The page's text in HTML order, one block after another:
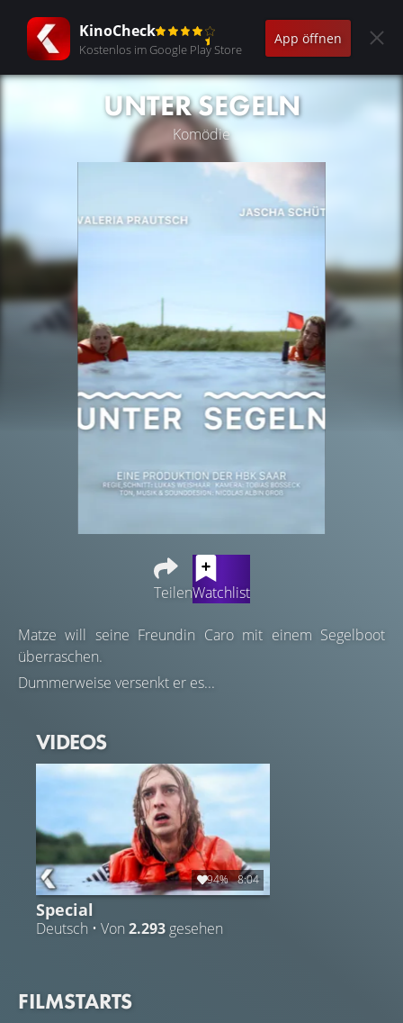
KinoCheck
Kostenlos im Google Play Store
App öffnen
UNTER SEGELN
Komödie
TeilenWatchlist
Matze will seine Freundin Caro mit einem Segelboot
überraschen.
Dummerweise versenkt er es...
VIDEOS
94% 8:04
Special
Deutsch • Von 2.293 gesehen
FILMSTARTS